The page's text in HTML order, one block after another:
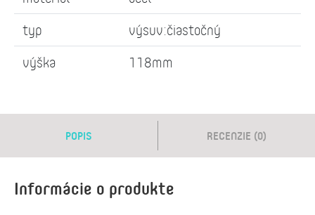
typ
výsuv:čiastočný
výška
118mm
POPIS RECENZIE (0)
Informácie o produkte